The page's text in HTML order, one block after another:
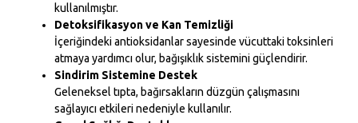
kullanılmıştır.
Detoksifikasyon ve Kan Temizliği
İçeriğindeki antioksidanlar sayesinde vücuttaki toksinleri
atmaya yardımcı olur, bağışıklık sistemini güçlendirir.
Sindirim Sistemine Destek
Geleneksel tıpta, bağırsakların düzgün çalışmasını
sağlayıcı etkileri nedeniyle kullanılır.